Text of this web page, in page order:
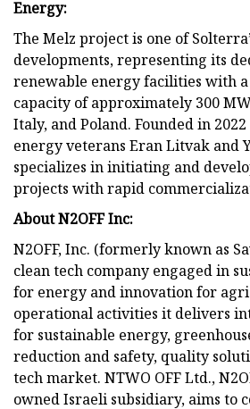
Energy:
The Melz project is one of
developments, representing its
renewable energy facilities with
capacity of approximately 300
Italy, and Poland. Founded in
energy veterans Eran Litvak and
specializes in initiating and
projects with rapid
About N2OFF Inc:
N2OFF, Inc. (formerly known as
clean tech company engaged in
for energy and innovation for
operational activities it delivers
for sustainable energy,
reduction and safety, quality
tech market. NTWO OFF Ltd.,
owned Israeli subsidiary, aims to